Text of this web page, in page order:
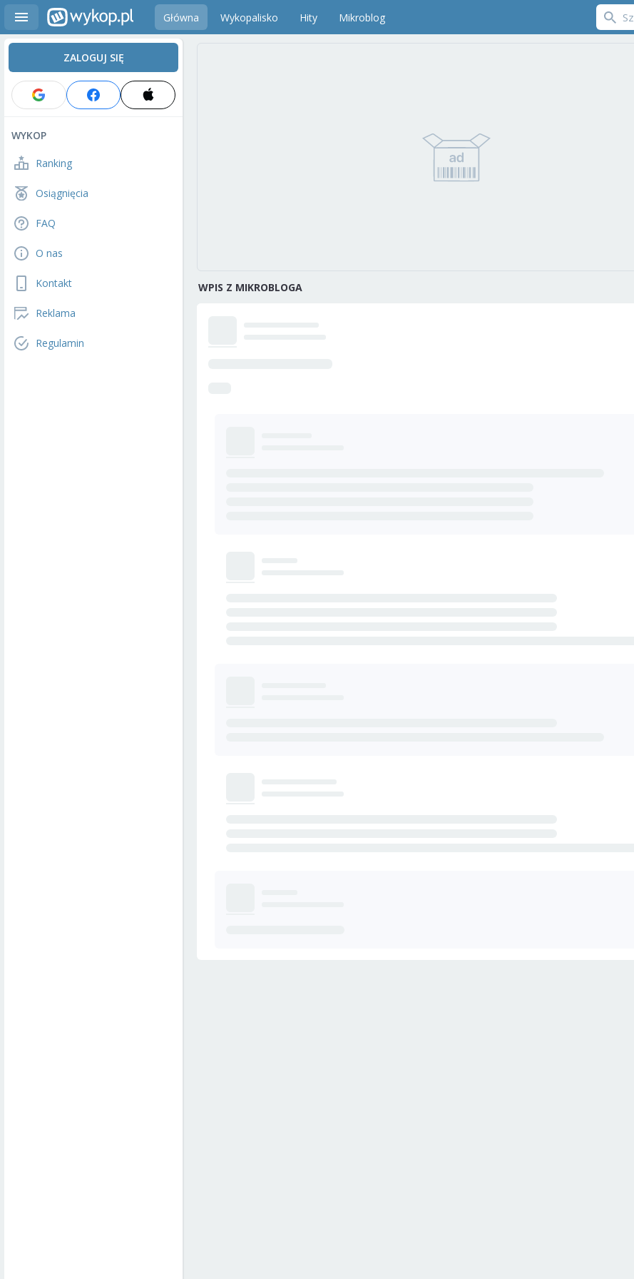
Główna Wykopalisko Hity Mikroblog
ZALOGUJ SIĘ
WYKOP
Ranking
Osiągnięcia
FAQ
O nas
Kontakt
Reklama
Regulamin
WPIS Z MIKROBLOGA